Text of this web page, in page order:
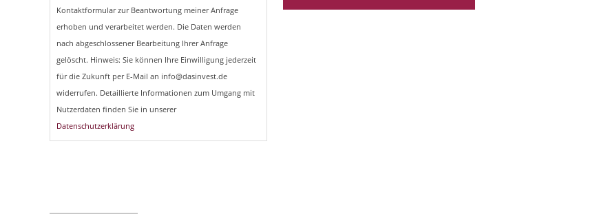
Kontaktformular zur Beantwortung meiner Anfrage
erhoben und verarbeitet werden. Die Daten werden
nach abgeschlossener Bearbeitung Ihrer Anfrage
gelöscht. Hinweis: Sie können Ihre Einwilligung jederzeit
für die Zukunft per E-Mail an info@dasinvest.de
widerrufen. Detaillierte Informationen zum Umgang mit
Nutzerdaten finden Sie in unserer
Datenschutzerklärung